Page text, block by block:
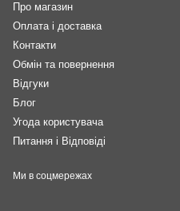
Про магазин
Оплата і доставка
Контакти
Обмін та повернення
Відгуки
Блог
Угода користувача
Питання і Відповіді
Ми в соцмережах